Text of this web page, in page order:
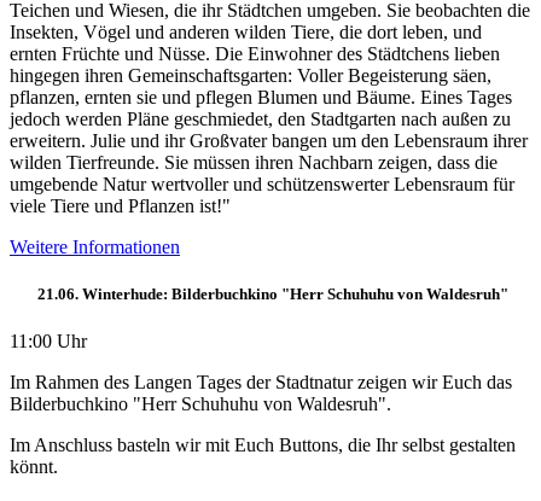
Teichen und Wiesen, die ihr Städtchen umgeben. Sie beobachten die
Insekten, Vögel und anderen wilden Tiere, die dort leben, und
ernten Früchte und Nüsse. Die Einwohner des Städtchens lieben
hingegen ihren Gemeinschaftsgarten: Voller Begeisterung säen,
pflanzen, ernten sie und pflegen Blumen und Bäume. Eines Tages
jedoch werden Pläne geschmiedet, den Stadtgarten nach außen zu
erweitern. Julie und ihr Großvater bangen um den Lebensraum ihrer
wilden Tierfreunde. Sie müssen ihren Nachbarn zeigen, dass die
umgebende Natur wertvoller und schützenswerter Lebensraum für
viele Tiere und Pflanzen ist!"
Weitere Informationen
21.06. Winterhude: Bilderbuchkino "Herr Schuhuhu von Waldesruh"
11:00 Uhr
Im Rahmen des Langen Tages der Stadtnatur zeigen wir Euch das
Bilderbuchkino "Herr Schuhuhu von Waldesruh".
Im Anschluss basteln wir mit Euch Buttons, die Ihr selbst gestalten
könnt.